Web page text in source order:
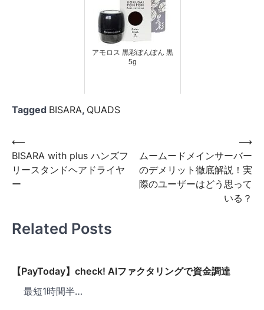
アモロス 黒彩ぽんぽん 黒
5g
Tagged BISARA, QUADS
投
稿
ナ
ー
ョ
ン
⟵
BISARA with plus ハンズフ
リースタンドヘアドライヤ
ー
ムームードメインサーバー
のデメリット徹底解説！実
際のユーザーはどう思って
いる？
⟶
Related Posts
【PayToday】check! AIファクタリングで資金調達
最短1時間半…